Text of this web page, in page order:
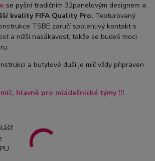
se pyšní tradičním 32panelovým designem a
kvality FIFA Quality Pro. Texturovaný
TSBE zaručí spolehlivý kontakt s
a nižší nasákavost, takže se budeš moci
a butylové duši je míč vždy připraven
hlavně pro mládežnické týmy !!!